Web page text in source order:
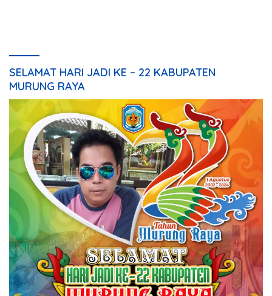
SELAMAT HARI JADI KE – 22 KABUPATEN
MURUNG RAYA